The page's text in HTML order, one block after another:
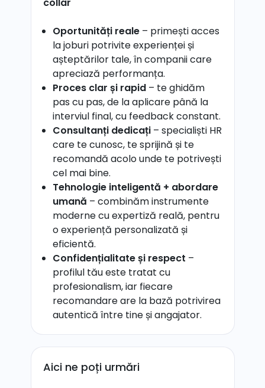
Oportunități reale– primești acces
la joburi potrivite experienței și
așteptărilor tale, în companii care
apreciază performanța.
Proces clar și rapid– te ghidăm
pas cu pas, de la aplicare până la
interviul final, cu feedback constant.
Consultanți dedicați– specialiști HR
care te cunosc, te sprijină și te
recomandă acolo unde te potrivești
cel mai bine.
Tehnologie inteligentă + abordare
umană – combinăm instrumente
moderne cu expertiză reală, pentru
o experiență personalizată și
eficientă.
Confidențialitate și respect –
profilul tău este tratat cu
profesionalism, iar fiecare
recomandare are la bază potrivirea
autentică între tine și angajator.
Aici ne poți urmări